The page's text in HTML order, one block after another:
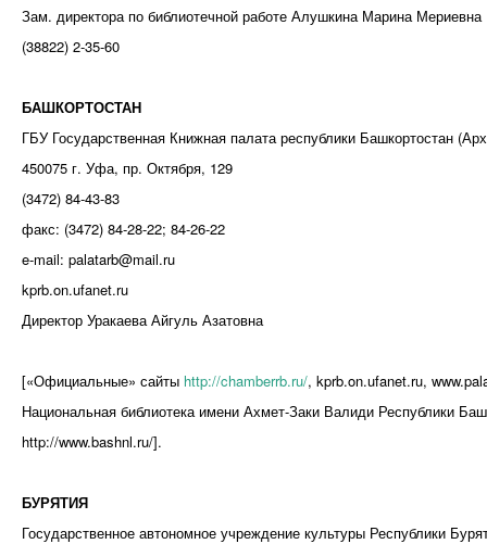
Зам. директора по библиотечной работе Алушкина Марина Мериевна
(38822) 2-35-60
БАШКОРТОСТАН
ГБУ Государственная Книжная палата республики Башкортостан
450075 г. Уфа, пр. Октября, 129
(3472) 84-43-83
факс: (3472) 84-28-22; 84-26-22
e-mail: palatarb@mail.ru
kprb.on.ufanet.ru
Директор Уракаева Айгуль Азатовна
[«Официальные» сайты http://chamberrb.ru/, kprb.on.ufanet.ru,
Национальная библиотека имени Ахмет-Заки Валиди Республики
http://www.bashnl.ru/].
БУРЯТИЯ
Государственное автономное учреждение культуры Республики